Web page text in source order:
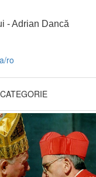
- Adrian Dancă
ro